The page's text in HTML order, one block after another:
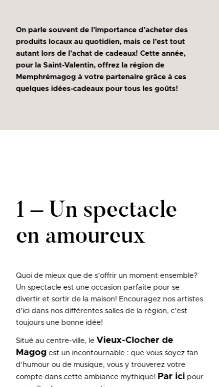
On parle souvent de l’importance d’acheter des
produits locaux au quotidien, mais ce l’est tout
autant lors de l’achat de cadeaux! Cette année,
pour la Saint-Valentin, offrez la région de
Memphrémagog à votre partenaire grâce à ces
quelques idées-cadeaux pour tous les goûts!
1 – Un spectacle
en amoureux
Quoi de mieux que de s’offrir un moment ensemble?
Un spectacle est une occasion parfaite pour se
divertir et sortir de la maison! Encouragez nos artistes
d’ici dans nos différentes salles de la région, c’est
toujours une bonne idée!
Situé au centre-ville, le Vieux-Clocher de
Magog est un incontournable : que vous soyez fan
d’humour ou de musique, vous y trouverez votre
compte dans cette ambiance mythique! Par ici pour